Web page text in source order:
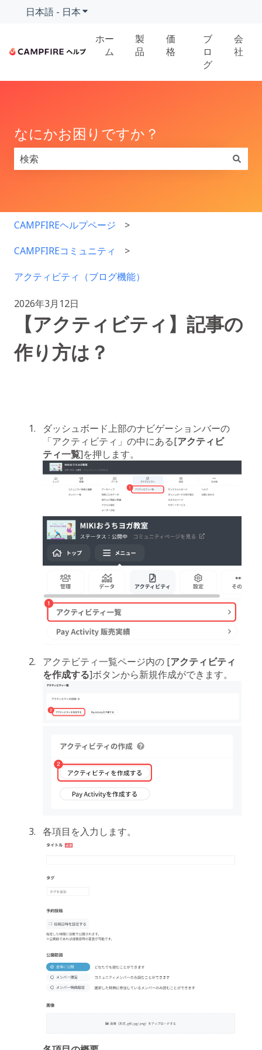
日本語 - 日本翻訳のサブメニューを表示
ホー
ム
製
品
価
格
ブ
ロ
グ
会
社
なにかお困りですか？
CAMPFIREヘルプページ
CAMPFIREコミュニティ
アクティビティ（ブログ機能）
2026年3月12日
【アクティビティ】記事の
作り方は？
ダッシュボード上部のナビゲーションバーの
「アクティビティ」の中にある[アクティビ
ティ一覧]を押します。
アクテビティ一覧ページ内の [アクティビティ
を作成する]ボタンから新規作成ができます。
各項目を入力します。